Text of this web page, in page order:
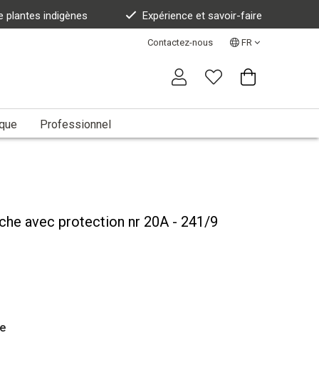
plantes indigènes Expérience et savoir-faire
Contactez-nous FR
Professionnel
avec protection nr 20A - 241/9